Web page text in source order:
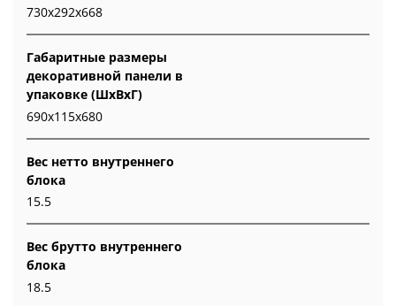
730x292x668
Габаритные размеры
декоративной панели в
упаковке (ШxВxГ)
690x115x680
Вес нетто внутреннего
блока
15.5
Вес брутто внутреннего
блока
18.5